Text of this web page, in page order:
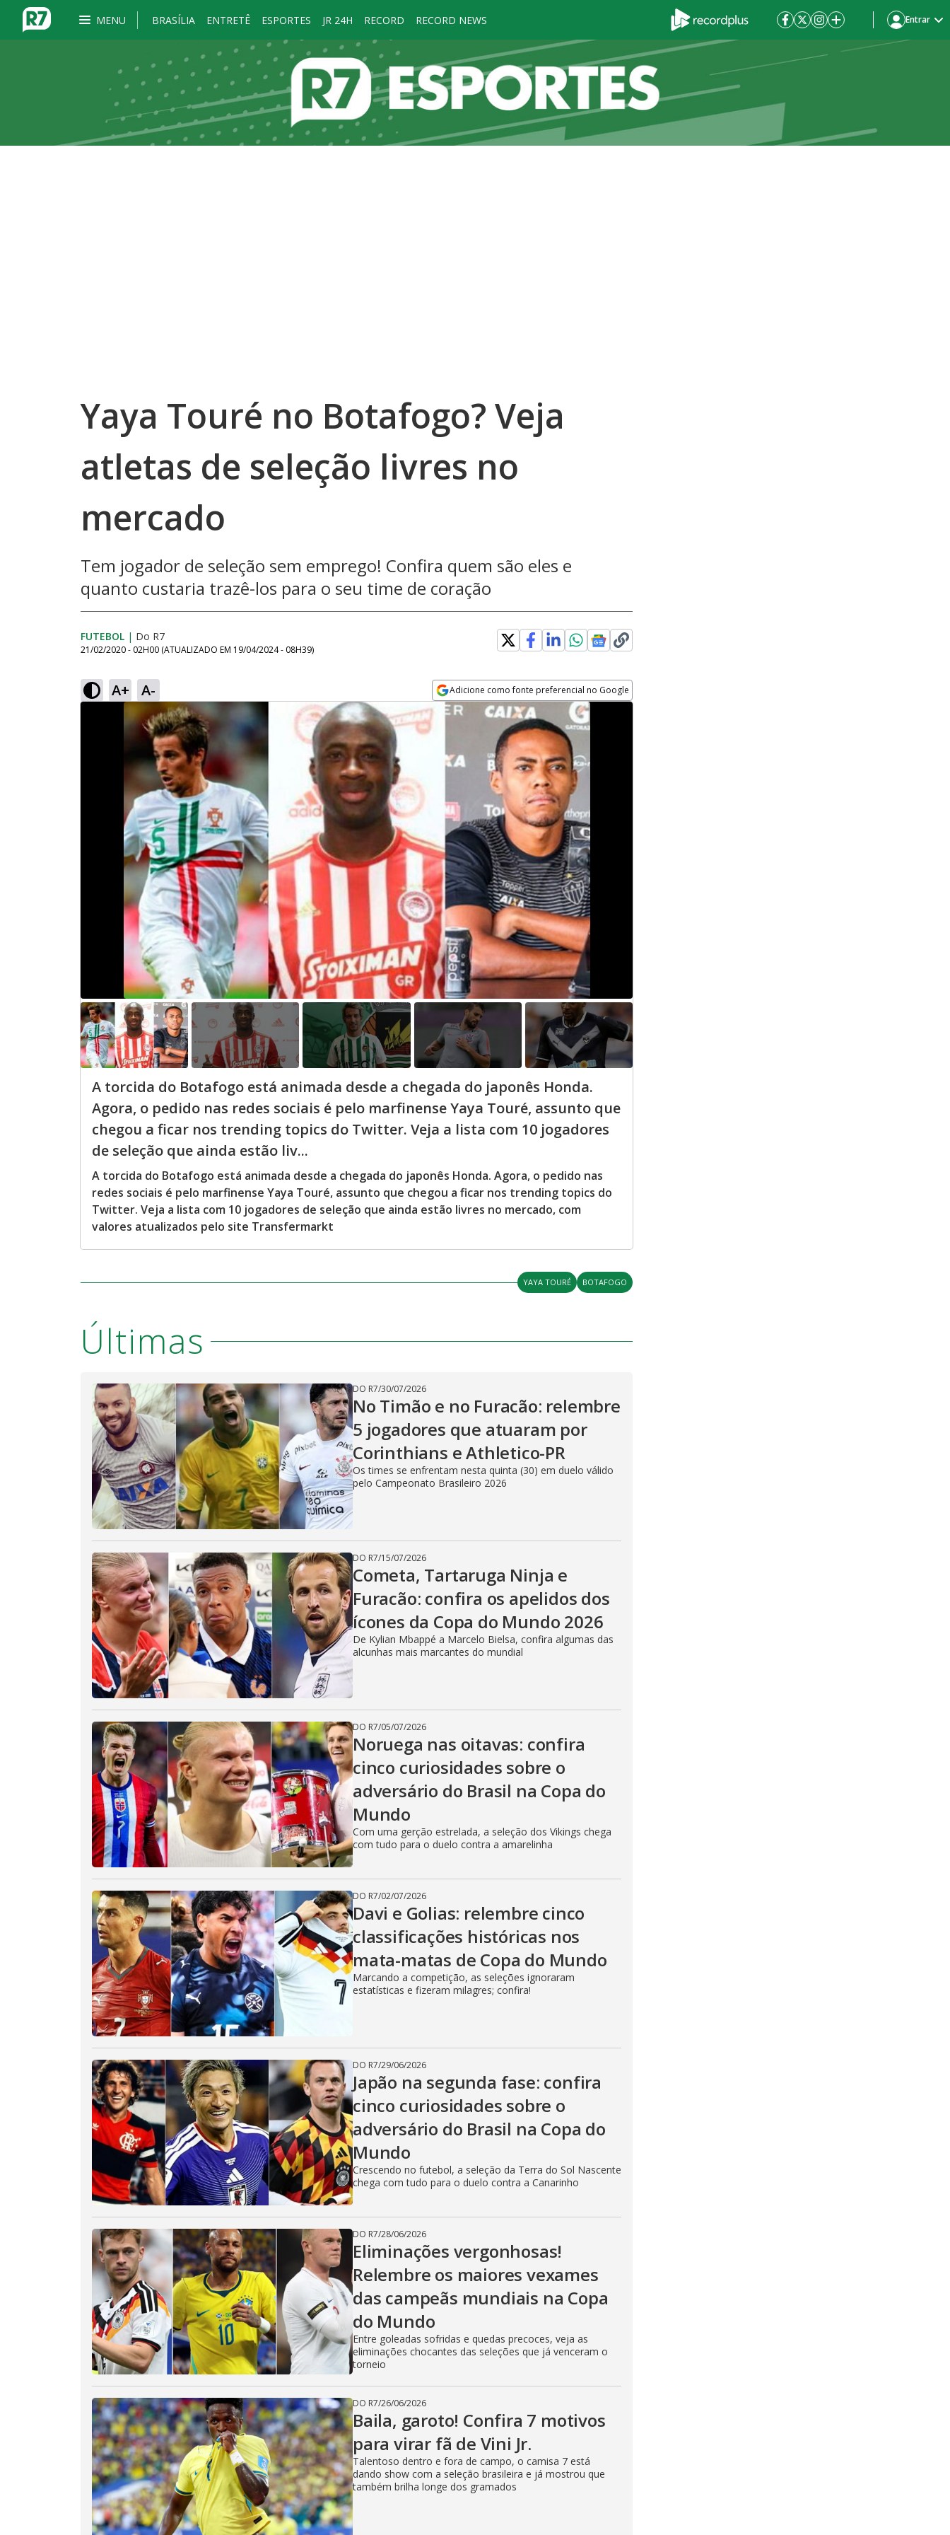
MENU BRASÍLIA ENTRETÊ ESPORTES JR 24H RECORD RECORD NEWS Entrar
Yaya Touré no Botafogo? Veja
atletas de seleção livres no
mercado
Tem jogador de seleção sem emprego! Confira quem são eles e
quanto custaria trazê-los para o seu time de coração
FUTEBOL | Do R7
21/02/2020 - 02H00 (ATUALIZADO EM 19/04/2024 - 08H39)
A+ A- Adicione como fonte preferencial no Google
Opens in new window
A torcida do Botafogo está animada desde a chegada do japonês Honda.
Agora, o pedido nas redes sociais é pelo marfinense Yaya Touré, assunto que
chegou a ficar nos trending topics do Twitter. Veja a lista com 10 jogadores
de seleção que ainda estão liv...
A torcida do Botafogo está animada desde a chegada do japonês Honda. Agora, o pedido nas
redes sociais é pelo marfinense Yaya Touré, assunto que chegou a ficar nos trending topics do
Twitter. Veja a lista com 10 jogadores de seleção que ainda estão livres no mercado, com
valores atualizados pelo site Transfermarkt
YAYA TOURÉ BOTAFOGO
Últimas
DO R7/30/07/2026
No Timão e no Furacão: relembre
5 jogadores que atuaram por
Corinthians e Athletico-PR
Os times se enfrentam nesta quinta (30) em duelo válido
pelo Campeonato Brasileiro 2026
DO R7/15/07/2026
Cometa, Tartaruga Ninja e
Furacão: confira os apelidos dos
ícones da Copa do Mundo 2026
De Kylian Mbappé a Marcelo Bielsa, confira algumas das
alcunhas mais marcantes do mundial
DO R7/05/07/2026
Noruega nas oitavas: confira
cinco curiosidades sobre o
adversário do Brasil na Copa do
Mundo
Com uma gerção estrelada, a seleção dos Vikings chega
com tudo para o duelo contra a amarelinha
DO R7/02/07/2026
Davi e Golias: relembre cinco
classificações históricas nos
mata-matas de Copa do Mundo
Marcando a competição, as seleções ignoraram
estatísticas e fizeram milagres; confira!
DO R7/29/06/2026
Japão na segunda fase: confira
cinco curiosidades sobre o
adversário do Brasil na Copa do
Mundo
Crescendo no futebol, a seleção da Terra do Sol Nascente
chega com tudo para o duelo contra a Canarinho
DO R7/28/06/2026
Eliminações vergonhosas!
Relembre os maiores vexames
das campeãs mundiais na Copa
do Mundo
Entre goleadas sofridas e quedas precoces, veja as
eliminações chocantes das seleções que já venceram o
torneio
DO R7/26/06/2026
Baila, garoto! Confira 7 motivos
para virar fã de Vini Jr.
Talentoso dentro e fora de campo, o camisa 7 está
dando show com a seleção brasileira e já mostrou que
também brilha longe dos gramados